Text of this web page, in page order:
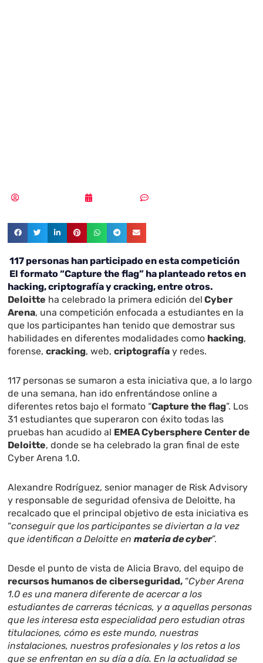
117 personas han participado en esta competición
El formato “Capture the flag” ha planteado retos en
hacking, criptografía y cracking, entre otros.
Deloitte ha celebrado la primera edición del Cyber
Arena, una competición enfocada a estudiantes en la
que los participantes han tenido que demostrar sus
habilidades en diferentes modalidades como hacking,
forense,cracking, web,criptografía y redes.
117 personas se sumaron a esta iniciativa que, a lo largo
de una semana, han ido enfrentándose online a
diferentes retos bajo el formato “Capture the flag”. Los
31 estudiantes que superaron con éxito todas las
pruebas han acudido al EMEA Cybersphere Center de
Deloitte, donde se ha celebrado la gran final de este
Cyber Arena 1.0.
Alexandre Rodríguez, senior manager de Risk Advisory
y responsable de seguridad ofensiva de Deloitte, ha
recalcado que el principal objetivo de esta iniciativa es
“conseguir que los participantes se diviertan a la vez
que identifican a Deloitte enmateria de cyber”.
Desde el punto de vista de Alicia Bravo, del equipo de
recursos humanos de ciberseguridad, “Cyber Arena
1.0 es una manera diferente de acercar a los
estudiantes de carreras técnicas, y a aquellas personas
que les interesa esta especialidad pero estudian otras
titulaciones, cómo es este mundo, nuestras
instalaciones, nuestros profesionales y los retos a los
que se enfrentan en su día a día.En la actualidad se